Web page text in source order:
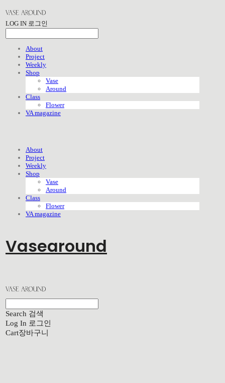
LOG IN 로그인
About
Project
Weekly
Shop
Vase
Around
Class
Flower
VA magazine
About
Project
Weekly
Shop
Vase
Around
Class
Flower
VA magazine
Vasearound
Search 검색
Log In 로그인
Cart장바구니